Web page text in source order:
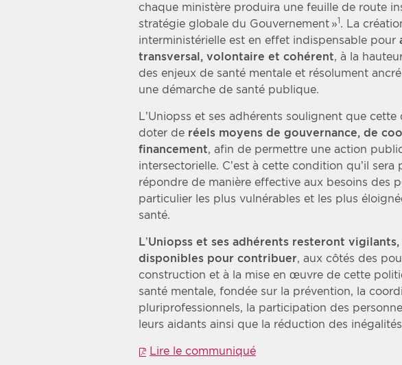
chaque ministère produira une feuille de route
stratégie globale du Gouvernement »1. La
interministérielle est en effet indispensable pour
transversal, volontaire et cohérent, à la
des enjeux de santé mentale et résolument
une démarche de santé publique.
L’Uniopss et ses adhérents soulignent que
doter de réels moyens de gouvernance, de
financement, afin de permettre une action
intersectorielle. C’est à cette condition qu’il sera
répondre de manière effective aux besoins des
particulier les plus vulnérables et les plus
santé.
L’Uniopss et ses adhérents resteront
disponibles pour contribuer, aux côtés des
construction et à la mise en œuvre de cette
santé mentale, fondée sur la prévention, la
pluriprofessionnels, la participation des
leurs aidants ainsi que la réduction des
Lire le communiqué